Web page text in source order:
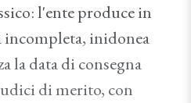
l'ente produce in
inidonea
la data di consegna
di merito, con